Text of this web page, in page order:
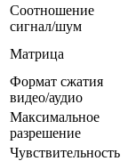
Соотношение
сигнал/шум
Матрица
Формат сжатия
видео/аудио
Максимальное
разрешение
Чувствительность